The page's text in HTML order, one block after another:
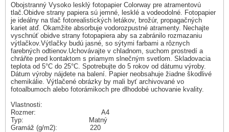
Obojstranný Vysoko lesklý fotopapier Colorway pre atramentovú
tlač.Obidve strany papiera sú jemné, lesklé a vodeodolné. Fotopapier
je ideálny na tlač fotorealistických letákov, brožúr, propagačných
kariet atď. Okamžite absorbuje vodorozpustné atramenty. Nechajte
vyschnúť obidve strany fotopapiera aby sa zabránilo rozmazaniu
výtlačkov.Výtlačky budú jasné, so sýtymi farbami a rôznych
farebných odtienov.Uchovávajte v chladnom, suchom prostredí a
chráňte pred kontaktom s priamym slnečným svetlom. Skladovacia
teplota od 5°C do 25°C. Spotrebujte do 5 rokov od dátumu výroby.
Dátum výroby nájdete na balení. Papier neobsahuje žiadne škodlivé
chemikálie. Výtlačené obrázky by mali byť archivované vo
fotoalbumoch alebo fotorámikoch pre dlhodobé uchovanie kvality.
Vlastnosti:
Rozmer: A4
Typ: Matný
Gramáž (g/m2): 220